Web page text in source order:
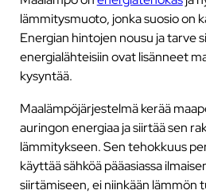
lämmitysmuoto, jonka suosio on
Energian hintojen nousu ja tarve
energialähteisiin ovat lisänneet
kysyntää.
Maalämpöjärjestelmä kerää
auringon energiaa ja siirtää sen
lämmitykseen. Sen tehokkuus
käyttää sähköä pääasiassa
siirtämiseen, ei niinkään lämmön